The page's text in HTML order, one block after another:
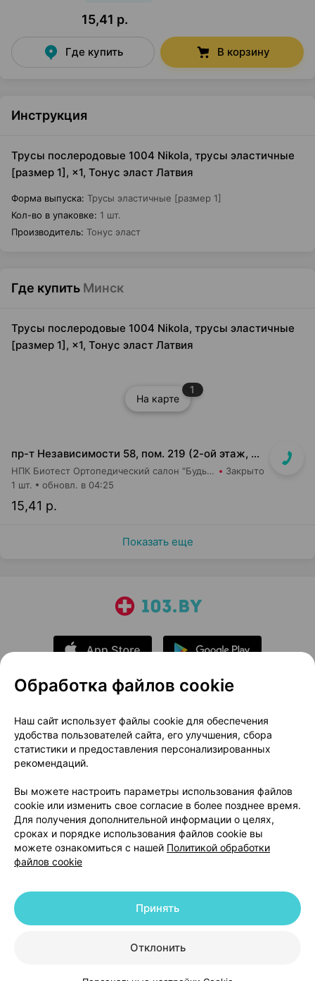
15,41 р.
Где купить В корзину
Инструкция
Трусы послеродовые 1004 Nikola, трусы эластичные
[размер 1], ×1, Тонус эласт Латвия
Форма выпуска: Трусы эластичные [размер 1]
Кол-во в упаковке: 1 шт.
Производитель: Тонус эласт
Где купить Минск
Трусы послеродовые 1004 Nikola, трусы эластичные
[размер 1], ×1, Тонус эласт Латвия
На карте
1
пр-т Независимости 58, пом. 219 (2-ой этаж, ТЦ Московско-Венский)
НПК Биотест Ортопедический салон "Будь в тонусе" Закрыто
15,41 р.
1 шт. обновл. в 04:25
Показать еще
О проекте
Новости проекта
Размещение рекламы
Медицинский маркетинг
Публичный договор
Доставка
Способы оплаты
Вакансии
Партнеры
Написать руководителю 103.by
Написать в поддержку
Персональные настройки Cookie
© 2026 ООО «Артокс Лаб», УНП 191700409 | 220012, Республика Беларусь,
+375 291212755
Обработка файлов cookie
Наш сайт использует файлы cookie для обеспечения
удобства пользователей сайта, его улучшения, сбора
статистики и предоставления персонализированных
рекомендаций.
Вы можете настроить параметры использования файлов
cookie или изменить свое согласие в более позднее время.
Для получения дополнительной информации о целях,
сроках и порядке использования файлов cookie вы
можете ознакомиться с нашей Политикой обработки
файлов cookie
Отклонить
Принять